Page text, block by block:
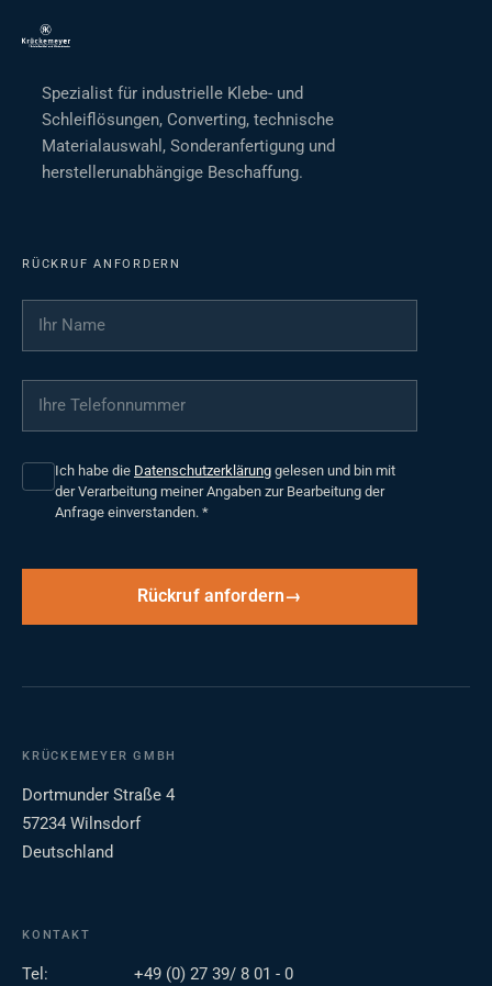
Spezialist für industrielle Klebe- und
Schleiflösungen, Converting, technische
Materialauswahl, Sonderanfertigung und
herstellerunabhängige Beschaffung.
RÜCKRUF ANFORDERN
Ihr Name
Ihre Telefonnummer
Ich habe die Datenschutzerklärung gelesen und bin mit
der Verarbeitung meiner Angaben zur Bearbeitung der
Anfrage einverstanden. *
Rückruf anfordern
KRÜCKEMEYER GMBH
Dortmunder Straße 4
57234 Wilnsdorf
Deutschland
KONTAKT
Tel:
+49 (0) 27 39/ 8 01 - 0